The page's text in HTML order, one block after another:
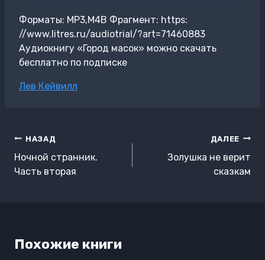
Форматы: MP3,M4B Фрагмент: https:
//www.litres.ru/audiotrial/?art=71460883
Аудиокнигу «Город масок» можно скачать
бесплатно по подписке
Метки
Лев Кейвилл
Навигация
по
записям
НАЗАД
Ночной странник.
Часть вторая
ДАЛЕЕ
Золушка не верит
сказкам
Похожие книги